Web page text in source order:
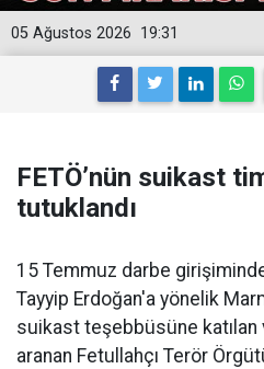
19:31
05 Ağustos 2026
FETÖ’nün suikast
tutuklandı
15 Temmuz darbe
Tayyip Erdoğan'a yönelik
suikast teşebbüsüne katılan
aranan Fetullahçı Terör